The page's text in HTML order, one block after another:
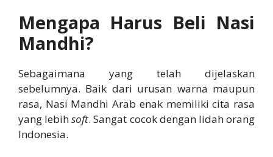
Mengapa Harus Beli Nasi
Mandhi?
Sebagaimana yang telah dijelaskan
sebelumnya. Baik dari urusan warna maupun
rasa, Nasi Mandhi Arab enak memiliki cita rasa
yang lebihsoft. Sangat cocok dengan lidah orang
Indonesia.